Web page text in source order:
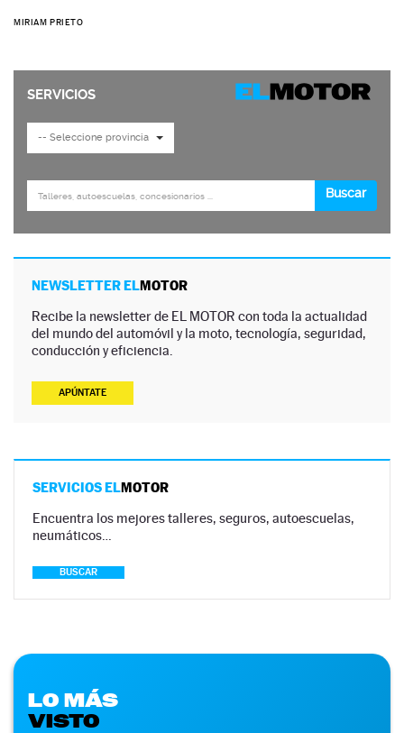
MIRIAM PRIETO
NEWSLETTER ELMOTOR
Recibe la newsletter de EL MOTOR con toda la actualidad
del mundo del automóvil y la moto, tecnología, seguridad,
conducción y eficiencia.
APÚNTATE
SERVICIOS ELMOTOR
Encuentra los mejores talleres, seguros, autoescuelas,
neumáticos…
BUSCAR
LO MÁS
VISTO